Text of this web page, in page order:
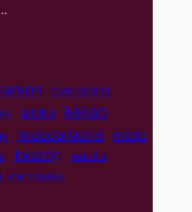
czekolada
jabłka kakao
mascarpone masło
twaróg wanilia
kremówka